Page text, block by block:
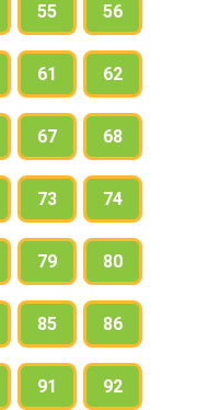
55 56
61 62
67 68
73 74
79 80
85 86
91 92